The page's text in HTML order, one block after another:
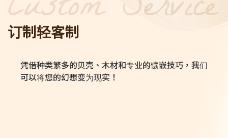
MASTER Series
Vintage Series
列
Ukulele Series
客制琴
订制客制琴
订制轻客制
凭借种类繁多的贝壳、木材和专业的镶嵌技巧，我们
可以将您的幻想变为现实！